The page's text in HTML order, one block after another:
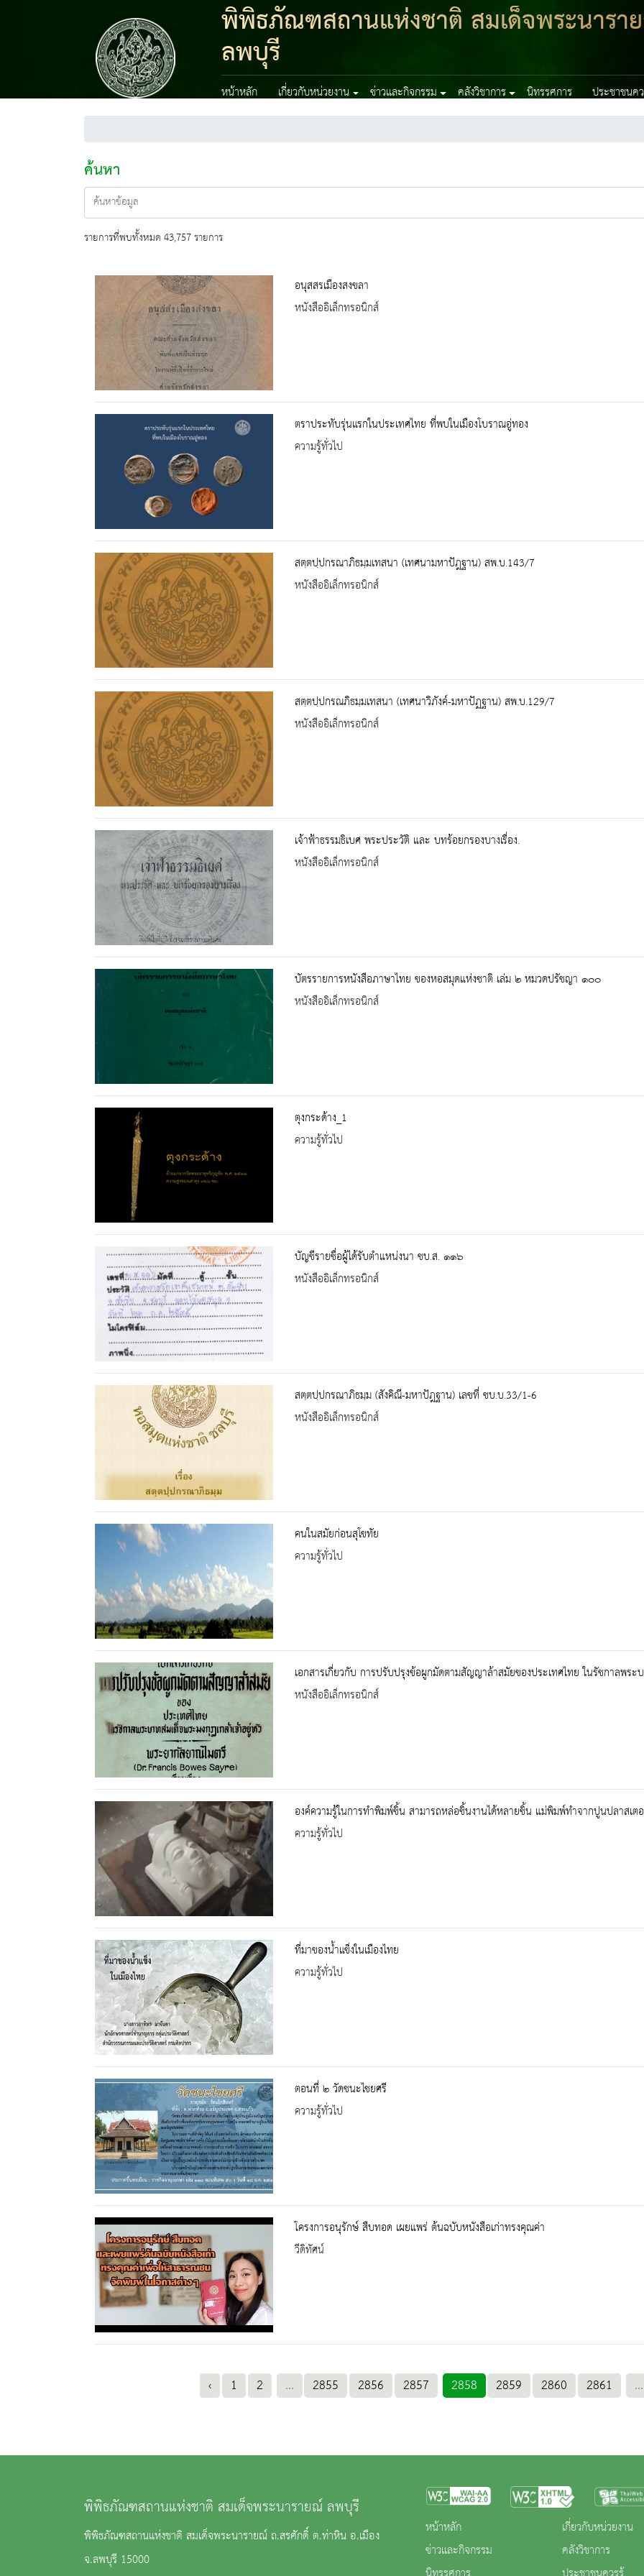
พิพิธภัณฑสถานแห่งชาติ สมเด็จพระนารา
ลพบุรี
หน้าหลัก เกี่ยวกับหน่วยงาน ข่าวและกิจกรรม คลังวิชาการ นิทรรศการ ประชาชนค
ค้นหา
รายการที่พบทั้งหมด 43,757 รายการ
อนุสสรเมืองสงขลา
หนังสืออิเล็กทรอนิกส์
ตราประทับรุ่นแรกในประเทศไทย ที่พบในเมืองโบราณอู่ทอง
ความรู้ทั่วไป
สตฺตปฺปกรณาภิธมฺมเทสนา (เทศนามหาปัฎฐาน) สพ.บ.143/7
หนังสืออิเล็กทรอนิกส์
สตฺตปฺปกรณภิธมฺมเทสนา (เทศนาวิภังค์-มหาปัฏฐาน) สพ.บ.129/7
หนังสืออิเล็กทรอนิกส์
เจ้าฟ้าธรรมธิเบศ พระประวัติ และ บทร้อยกรองบางเรื่อง.
หนังสืออิเล็กทรอนิกส์
บัตรรายการหนังสือภาษาไทย ของหอสมุดแห่งชาติ เล่ม ๒ หมวดปรัชญา ๑๐๐
หนังสืออิเล็กทรอนิกส์
ตุงกระด้าง_1
ความรู้ทั่วไป
บัญชีรายชื่อผู้ได้รับตำแหน่งนา ชบ.ส. ๑๑๖
หนังสืออิเล็กทรอนิกส์
สตฺตปฺปกรณาภิธมฺม (สังคิณี-มหาปัฎฐาน) เลขที่ ชบ.บ.33/1-6
หนังสืออิเล็กทรอนิกส์
คนในสมัยก่อนสุโขทัย
ความรู้ทั่วไป
เอกสารเกี่ยวกับ การปรับปรุงข้อผูกมัดตามสัญญาล้าสมัยของประเทศไทย ในรัชกาลพระ
หนังสืออิเล็กทรอนิกส์
องค์ความรู้ในการทำพิมพ์ชิ้น สามารถหล่อชิ้นงานได้หลายชิ้น แม่พิมพ์ทำจากปูนปลาสเต
ความรู้ทั่วไป
ที่มาของน้ำแข็งในเมืองไทย
ความรู้ทั่วไป
ตอนที่ ๒ วัดชนะไชยศรี
ความรู้ทั่วไป
โครงการอนุรักษ์ สืบทอด เผยแพร่ ต้นฉบับหนังสือเก่าทรงคุณค่า
วีดิทัศน์
‹ 1 2 ... 2855 2856 2857 2858 2859 2860 2861 ...
พิพิธภัณฑสถานแห่งชาติ สมเด็จพระนารายณ์ ลพบุรี
พิพิธภัณฑสถานแห่งชาติ สมเด็จพระนารายณ์ ถ.สรศักดิ์ ต.ท่าหิน อ.เมือง
จ.ลพบุรี 15000
หน้าหลัก
ข่าวและกิจกรรม
เกี่ยวกับหน่วยงาน
คลังวิชาการ